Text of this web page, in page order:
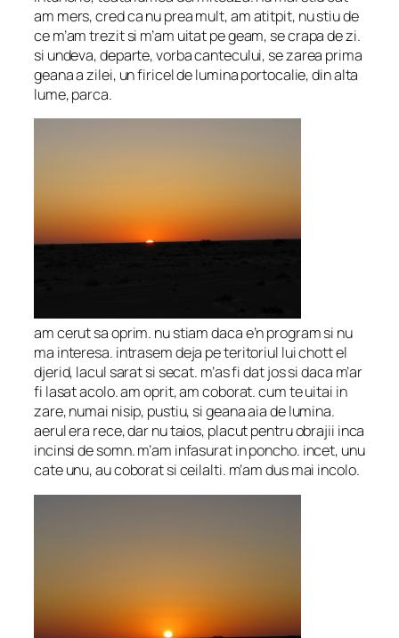
am mers, cred ca nu prea mult, am atitpit, nu stiu de
ce m’am trezit si m’am uitat pe geam, se crapa de zi.
si undeva, departe, vorba cantecului, se zarea prima
geana a zilei, un firicel de lumina portocalie, din alta
lume, parca.
am cerut sa oprim. nu stiam daca e’n program si nu
ma interesa. intrasem deja pe teritoriul lui chott el
djerid, lacul sarat si secat. m’as fi dat jos si daca m’ar
fi lasat acolo. am oprit, am coborat. cum te uitai in
zare, numai nisip, pustiu, si geana aia de lumina.
aerul era rece, dar nu taios, placut pentru obrajii inca
incinsi de somn. m’am infasurat in poncho. incet, unu
cate unu, au coborat si ceilalti. m’am dus mai incolo.